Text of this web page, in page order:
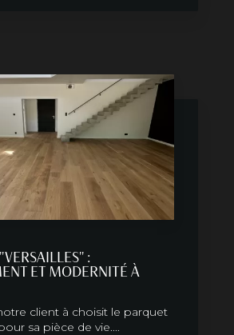
:
ET MODERNITÉ À
client à choisit le parquet
sa pièce de vie....